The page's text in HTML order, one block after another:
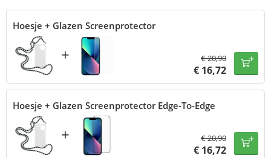
Hoesje + Glazen Screenprotector
+ €20,90
€ 16,72
Hoesje + Glazen Screenprotector Edge-To-Edge
+ €20,90
€ 16,72